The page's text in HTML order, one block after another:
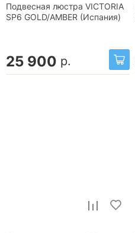
Подвесная люстра VICTORIA
SP6 GOLD/AMBER (Испания)
25 900 р.